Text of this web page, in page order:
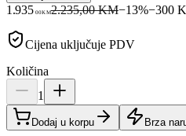
1.935 00KM2.235,00 KM−13%−300
Cijena uključuje PDV
Količina
1
Dodaj u korpu Brza